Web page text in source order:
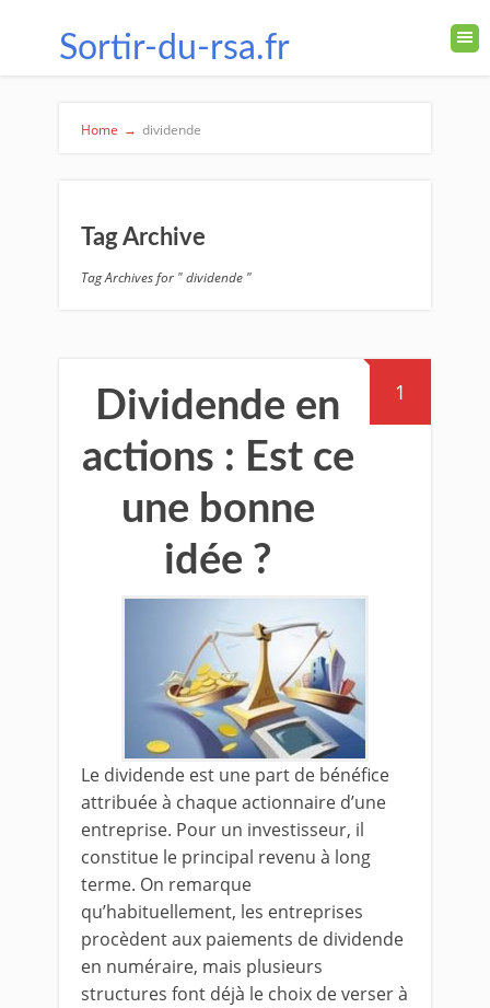
Sortir-du-rsa.fr
Home → dividende
Tag Archive
Tag Archives for " dividende "
1
Dividende en
actions : Est ce
une bonne
idée ?
Le dividende est une part de bénéfice
attribuée à chaque actionnaire d’une
entreprise. Pour un investisseur, il
constitue le principal revenu à long
terme. On remarque
qu’habituellement, les entreprises
procèdent aux paiements de dividende
en numéraire, mais plusieurs
structures font déjà le choix de verser à